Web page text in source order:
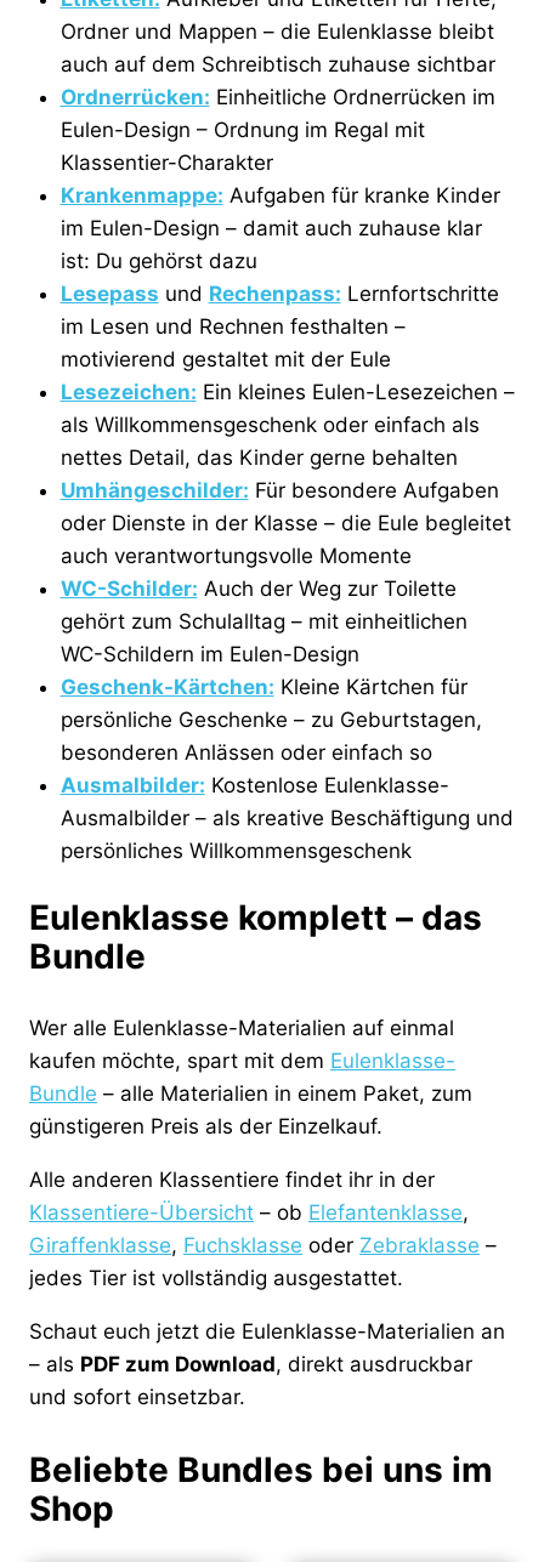
Ordner und Mappen – die Eulenklasse bleibt
auch auf dem Schreibtisch zuhause sichtbar
Ordnerrücken: Einheitliche Ordnerrücken im
Eulen-Design – Ordnung im Regal mit
Klassentier-Charakter
Krankenmappe: Aufgaben für kranke Kinder
im Eulen-Design – damit auch zuhause klar
ist: Du gehörst dazu
Lesepass und Rechenpass: Lernfortschritte
im Lesen und Rechnen festhalten –
motivierend gestaltet mit der Eule
Lesezeichen: Ein kleines Eulen-Lesezeichen –
als Willkommensgeschenk oder einfach als
nettes Detail, das Kinder gerne behalten
Umhängeschilder: Für besondere Aufgaben
oder Dienste in der Klasse – die Eule begleitet
auch verantwortungsvolle Momente
WC-Schilder: Auch der Weg zur Toilette
gehört zum Schulalltag – mit einheitlichen
WC-Schildern im Eulen-Design
Geschenk-Kärtchen: Kleine Kärtchen für
persönliche Geschenke – zu Geburtstagen,
besonderen Anlässen oder einfach so
Ausmalbilder: Kostenlose Eulenklasse-
Ausmalbilder – als kreative Beschäftigung und
persönliches Willkommensgeschenk
Eulenklasse komplett – das
Bundle
Wer alle Eulenklasse-Materialien auf einmal
kaufen möchte, spart mit dem Eulenklasse-
Bundle – alle Materialien in einem Paket, zum
günstigeren Preis als der Einzelkauf.
Alle anderen Klassentiere findet ihr in der
Klassentiere-Übersicht – ob Elefantenklasse,
Giraffenklasse, Fuchsklasse oder Zebraklasse –
jedes Tier ist vollständig ausgestattet.
Schaut euch jetzt die Eulenklasse-Materialien an
– als PDF zum Download, direkt ausdruckbar
und sofort einsetzbar.
Beliebte Bundles bei uns im
Shop